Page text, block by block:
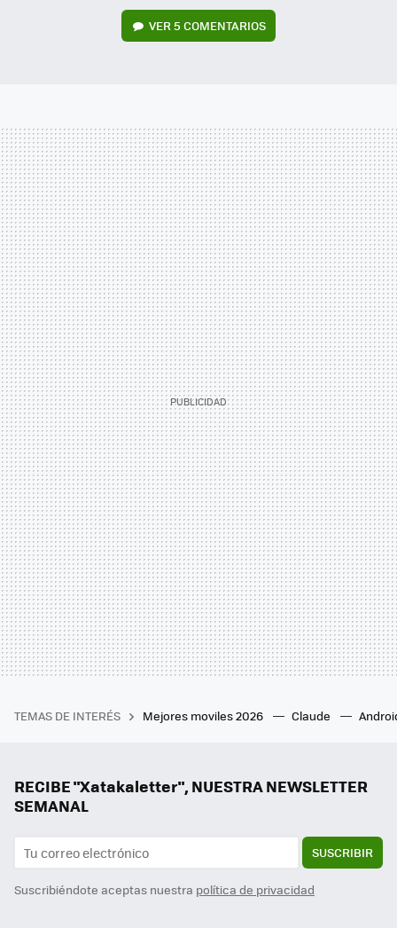
VER 5 COMENTARIOS
TEMAS DE INTERÉS Mejores moviles 2026 Claude
RECIBE "Xatakaletter", NUESTRA NEWSLETTER
SEMANAL
SUSCRIBIR
Suscribiéndote aceptas nuestra política de privacidad